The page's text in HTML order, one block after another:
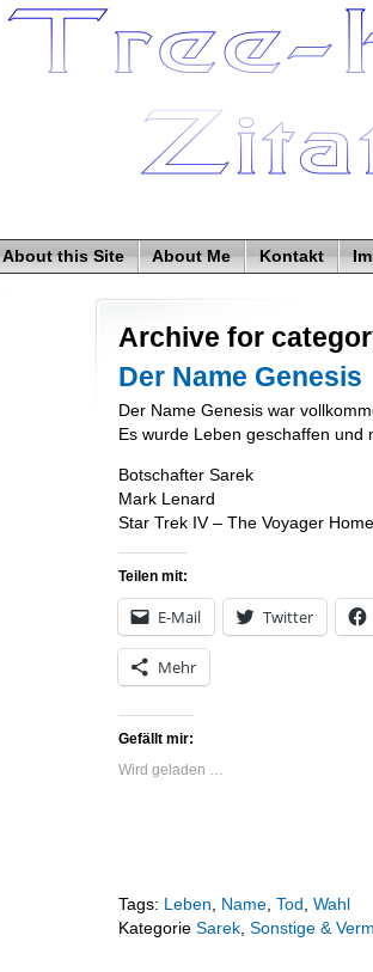
About this Site About Me Kontakt
Archive for
Der Name Genesis
Der Name Genesis war
Es wurde Leben geschaffen und
Botschafter Sarek
Mark Lenard
Star Trek IV – The Voyager Home
Teilen mit:
E-Mail Twitter
Mehr
Gefällt mir:
Wird geladen …
Tags: Leben, Name, Tod , Wahl
Kategorie Sarek, Sonstige &